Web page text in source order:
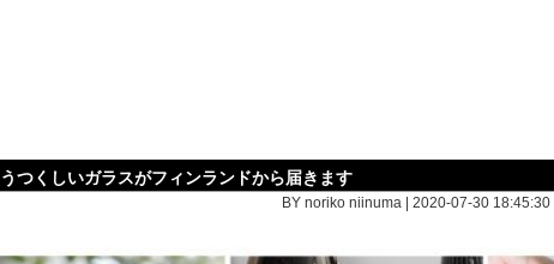
つくしいガラスがフィンランドから届きます
BY noriko niinuma | 2020-07-30 18:45:30 |